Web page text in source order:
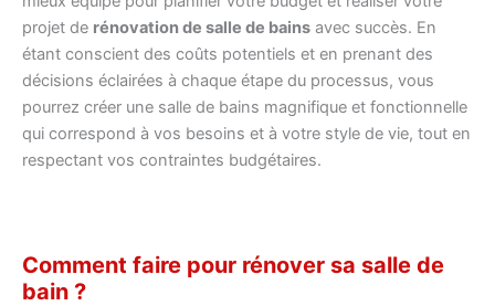
projet de rénovation de salle de bains avec succès. En
étant conscient des coûts potentiels et en prenant des
décisions éclairées à chaque étape du processus, vous
pourrez créer une salle de bains magnifique et fonctionnelle
qui correspond à vos besoins et à votre style de vie, tout en
respectant vos contraintes budgétaires.
Comment faire pour rénover sa salle de
bain ?